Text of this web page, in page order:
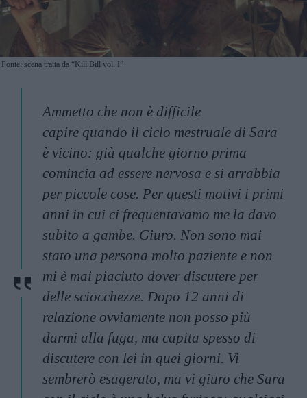
Fonte: scena tratta da “Kill Bill vol. I”
Ammetto che non è difficile
capire quando il ciclo mestruale di Sara
è vicino: già qualche giorno prima
comincia ad essere nervosa e si arrabbia
per piccole cose. Per questi motivi i primi
anni in cui ci frequentavamo me la davo
subito a gambe. Giuro. Non sono mai
stato una persona molto paziente e non
mi è mai piaciuto dover discutere per
delle sciocchezze. Dopo 12 anni di
relazione ovviamente non posso più
darmi alla fuga, ma capita spesso di
discutere con lei in quei giorni. Vi
sembrerò esagerato, ma vi giuro che Sara